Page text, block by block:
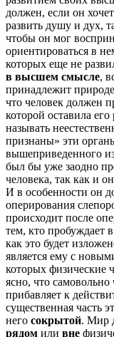
должен, если он
развить душу и дух,
чтобы он мог
ориентироваться в
которых еще не
в высшем смысле,
принадлежит
что человек должен
которой оставила
называть
признаны» эти
вышеприведенного
был бы уже заодно
человека, так как и
И в особенности он
оперирования
происходит после
тем, кто пробуждает
как это будет
является ему с
которых физические
ясно, что
прибавляет к
существенная часть
него сокрытой. Мир
рядом или вне